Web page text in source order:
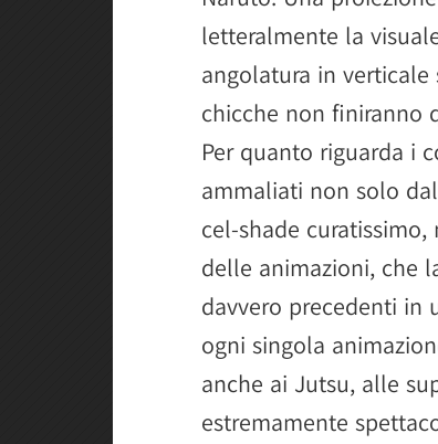
letteralmente la
angolatura in
chicche non finiranno
Per quanto riguarda i
ammaliati non solo
cel-shade
delle animazioni, che
davvero precedenti in
ogni singola
anche ai Jutsu, alle
estremamente